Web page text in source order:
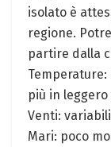
isolato è
regione.
partire dalla
più in
Venti:
Mari: poco